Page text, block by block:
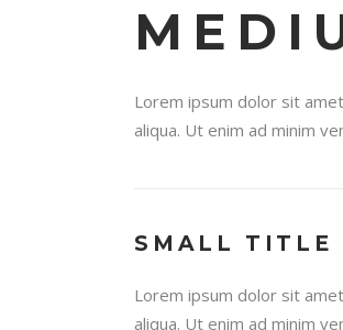
Lorem ipsum dolor sit
aliqua. Ut enim ad minim
SMALL TITLE
Lorem ipsum dolor sit
aliqua. Ut enim ad minim